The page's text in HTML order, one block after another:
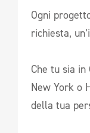
Ogni
richiesta,
Che tu sia in
New York o
della tua